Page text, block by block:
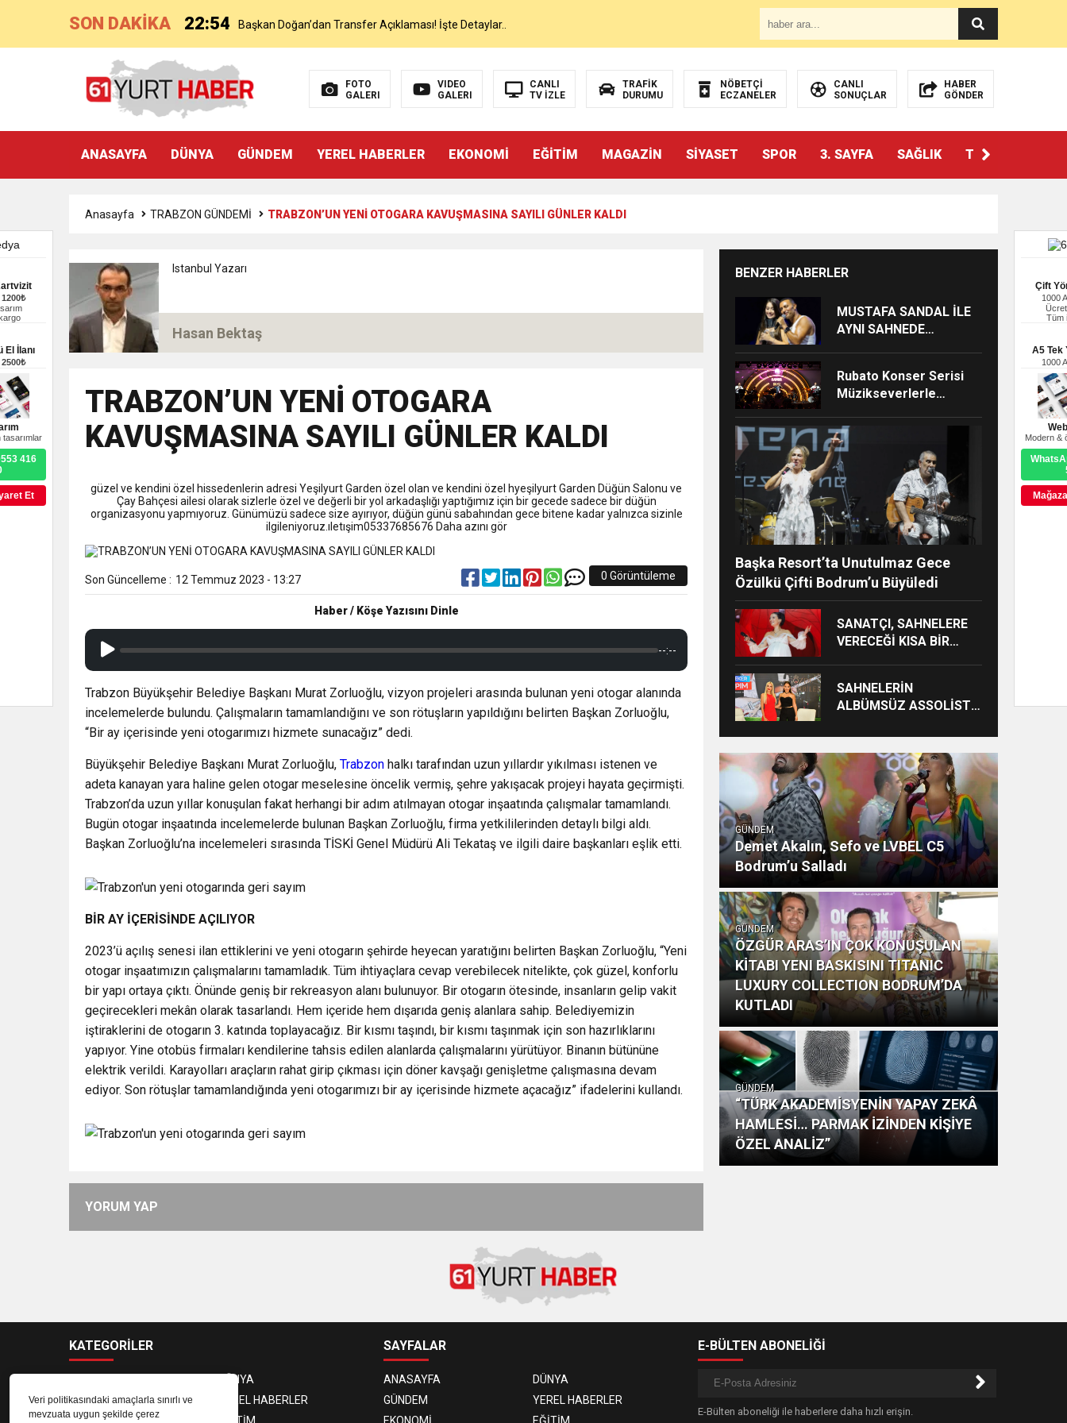
Veri politikasındaki amaçlarla sınırlı ve
mevzuata uygun şekilde çerez
Çift
1000
Tüm
A5 Tek
1000
Modern &
1200₺
El İlanı
2500₺
416
Et
SON DAKİKA 22:54 Başkan Doğan’dan Transfer Açıklaması! İşte Detaylar..
21:51 Mohamed Salah’ın Trabzon’da İlk Sözleri!
18:40
0:59 Başkan Ertuğrul Doğan Canlı Yayında Transferi Açıkladı
0:11
20:05 Trabzonspor Muhammed Salah Transferini Tamamladı
9:50
18:59 Trabzonspor Mitongo Transferini KAP’a Bildirdi
22:58
FOTO
GALERI
VIDEO
GALERI
CANLI
TV İZLE
TRAFİK
DURUMU
NÖBETÇİ
ECZANELER
CANLI
SONUÇLAR
HABER
GÖNDER
ANASAYFA DÜNYA GÜNDEM YEREL HABERLER EKONOMİ EĞİTİM MAGAZİN SİYASET SPOR 3. SAYFA SAĞLIK TEKNOLOJİ
Anasayfa TRABZON GÜNDEMİ TRABZON’UN YENİ OTOGARA KAVUŞMASINA SAYILI GÜNLER KALDI
Istanbul Yazarı
Hasan Bektaş
TRABZON’UN YENİ OTOGARA
KAVUŞMASINA SAYILI GÜNLER KALDI
güzel ve kendini özel hissedenlerin adresi Yeşilyurt Garden özel olan ve kendini özel hyeşilyurt Garden Düğün Salonu ve
Çay Bahçesi ailesi olarak sizlerle özel ve değerli bir yol arkadaşlığı yaptığımız için bir gecede sadece bir düğün
organizasyonu yapmıyoruz. Günümüzü sadece size ayırıyor, düğün günü sabahından gece bitene kadar yalnızca sizinle
ilgileniyoruz.ıletışim05337685676 Daha azını gör
Son Güncelleme : 12 Temmuz 2023 - 13:27 0 Görüntüleme
Haber / Köşe Yazısını Dinle
--:--
Trabzon Büyükşehir Belediye Başkanı Murat Zorluoğlu, vizyon projeleri arasında bulunan yeni otogar alanında
incelemelerde bulundu. Çalışmaların tamamlandığını ve son rötuşların yapıldığını belirten Başkan Zorluoğlu,
“Bir ay içerisinde yeni otogarımızı hizmete sunacağız” dedi.
Büyükşehir Belediye Başkanı Murat Zorluoğlu, Trabzon halkı tarafından uzun yıllardır yıkılması istenen ve
adeta kanayan yara haline gelen otogar meselesine öncelik vermiş, şehre yakışacak projeyi hayata geçirmişti.
Trabzon’da uzun yıllar konuşulan fakat herhangi bir adım atılmayan otogar inşaatında çalışmalar tamamlandı.
Bugün otogar inşaatında incelemelerde bulunan Başkan Zorluoğlu, firma yetkililerinden detaylı bilgi aldı.
Başkan Zorluoğlu’na incelemeleri sırasında TİSKİ Genel Müdürü Ali Tekataş ve ilgili daire başkanları eşlik etti.
BİR AY İÇERİSİNDE AÇILIYOR
2023’ü açılış senesi ilan ettiklerini ve yeni otogarın şehirde heyecan yaratığını belirten Başkan Zorluoğlu, “Yeni
otogar inşaatımızın çalışmalarını tamamladık. Tüm ihtiyaçlara cevap verebilecek nitelikte, çok güzel, konforlu
bir yapı ortaya çıktı. Önünde geniş bir rekreasyon alanı bulunuyor. Bir otogarın ötesinde, insanların gelip vakit
geçirecekleri mekân olarak tasarlandı. Hem içeride hem dışarıda geniş alanlara sahip. Belediyemizin
iştiraklerini de otogarın 3. katında toplayacağız. Bir kısmı taşındı, bir kısmı taşınmak için son hazırlıklarını
yapıyor. Yine otobüs firmaları kendilerine tahsis edilen alanlarda çalışmalarını yürütüyor. Binanın bütününe
elektrik verildi. Karayolları araçların rahat girip çıkması için döner kavşağı genişletme çalışmasına devam
ediyor. Son rötuşlar tamamlandığında yeni otogarımızı bir ay içerisinde hizmete açacağız” ifadelerini kullandı.
YORUM YAP
BENZER HABERLER
MUSTAFA SANDAL İLE
AYNI SAHNEDE
ALKIŞ
Rubato Konser Serisi
Müzikseverlerle
Ediyor
Başka Resort’ta Unutulmaz Gece
Özülkü Çifti Bodrum’u Büyüledi
SANATÇI, SAHNELERE
VERECEĞİ KISA BİR
HARBİYE’DE OLACAK!
SAHNELERİN
ALBÜMSÜZ ASSOLİSTİ
NR1 MAGAZİN’DE: “SON
ASSOLİST OLARAK VAR
OLACAĞIM!”
GÜNDEM
Demet Akalın, Sefo ve LVBEL C5
Bodrum’u Salladı
GÜNDEM
ÖZGÜR ARAS’IN ÇOK KONUŞULAN
KİTABI YENI BASKISINI TITANIC
LUXURY COLLECTION BODRUM’DA
KUTLADI
GÜNDEM
“TÜRK AKADEMİSYENİN YAPAY ZEKÂ
HAMLESİ… PARMAK İZİNDEN KİŞİYE
ÖZEL ANALİZ”
KATEGORİLER
DÜNYA
GÜNDEM
YEREL HABERLER
SAYFALAR
ANASAYFA
DÜNYA
GÜNDEM
YEREL HABERLER
E-BÜLTEN ABONELİĞİ
E-Bülten aboneliği ile haberlere daha hızlı erişin.